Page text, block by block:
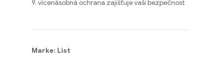
9. vícenásobná ochrana zajišťuje vaši bezpečnost
Marke: List